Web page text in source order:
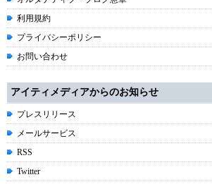
利用規約
プライバシーポリシー
お問い合わせ
アイティメディアからのお知らせ
プレスリリース
メールサービス
RSS
Twitter